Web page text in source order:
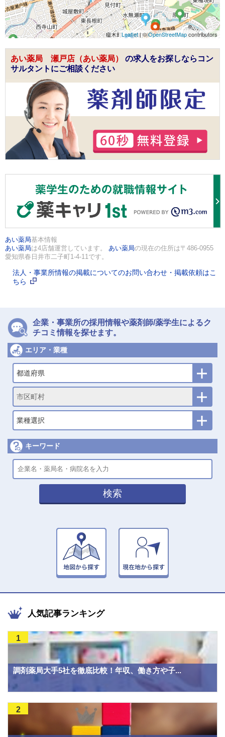
Leaflet| ©OpenStreetMapcontributors
あい薬局 瀬戸店（あい薬局） の求人をお探しならコン
サルタントにご相談ください
あい薬局基本情報
あい薬局は4店舗運営しています。 あい薬局の現在の住所は〒486-0955
愛知県春日井市二子町1-4-11です。
法人・事業所情報の掲載についてのお問い合わせ・掲載依頼はこ
ちら
企業・事業所の採用情報や薬剤師/薬学生によるク
チコミ情報を探せます。
エリア・業種
都道府県
市区町村
業種選択
キーワード
検索
人気記事ランキング
調剤薬局大手5社を徹底比較！年収、働き方や子...
1
2